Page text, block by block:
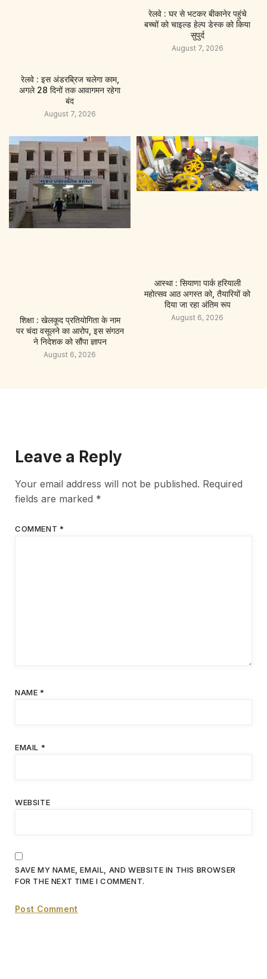
रेलवे : इस अंडरब्रिज चलेगा काम,
अगले 28 दिनों तक आवागमन रहेगा
बंद
August 7, 2026
रेलवे : घर से भटकर बीकानेर पहुंचे
बच्चों को चाइल्ड हेल्प डेस्क को किया
सुपुर्द
August 7, 2026
शिक्षा : खेलकूद प्रतियोगिता के नाम
पर चंदा वसूलने का आरोप, इस संगठन
ने निदेशक को सौंपा ज्ञापन
August 6, 2026
आस्था : सियाणा पार्क हरियाली
महोत्सव आठ अगस्त को, तैयारियों को
दिया जा रहा अंतिम रूप
August 6, 2026
Leave a Reply
Your email address will not be published. Required
fields are marked *
COMMENT *
NAME *
EMAIL *
WEBSITE
SAVE MY NAME, EMAIL, AND WEBSITE IN THIS BROWSER
FOR THE NEXT TIME I COMMENT.